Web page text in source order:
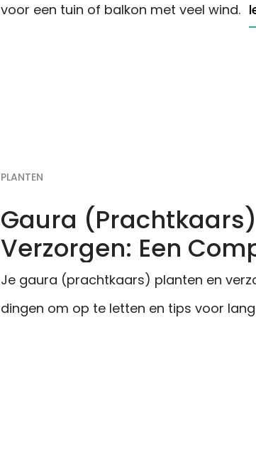
voor een tuin of balkon met veel wind.
PLANTEN
Gaura
Verzorgen: Een
Je gaura (prachtkaars) planten en
dingen om op te letten en tips voor